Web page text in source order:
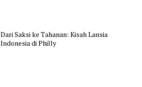
Dari Saksi ke Tahanan: Kisah Lansia
Indonesia di Philly